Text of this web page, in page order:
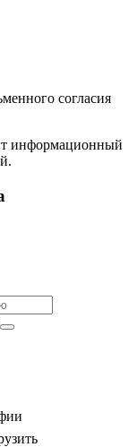
согласия
информационный